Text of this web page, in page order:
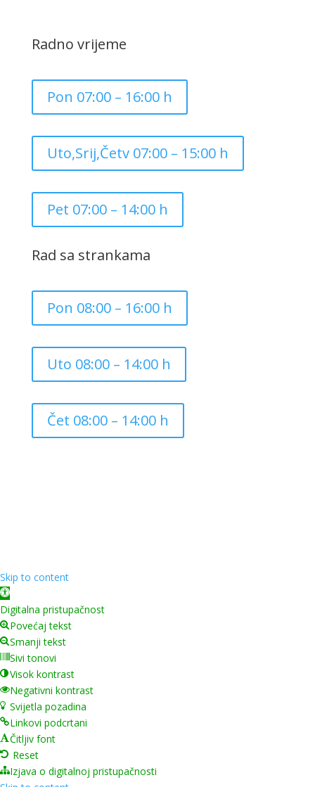
Radno vrijeme
Pon 07:00 – 16:00 h
Uto,Srij,Četv 07:00 – 15:00 h
Pet 07:00 – 14:00 h
Rad sa strankama
Pon 08:00 – 16:00 h
Uto 08:00 – 14:00 h
Čet 08:00 – 14:00 h
Skip to content
Open toolbar
Digitalna pristupačnost
Povećaj tekst
Smanji tekst
Sivi tonovi
Visok kontrast
Negativni kontrast
Svijetla pozadina
Linkovi podcrtani
Čitljiv font
Reset
Izjava o digitalnoj pristupačnosti